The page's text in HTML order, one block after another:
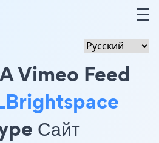
A Vimeo Feed
Сайт